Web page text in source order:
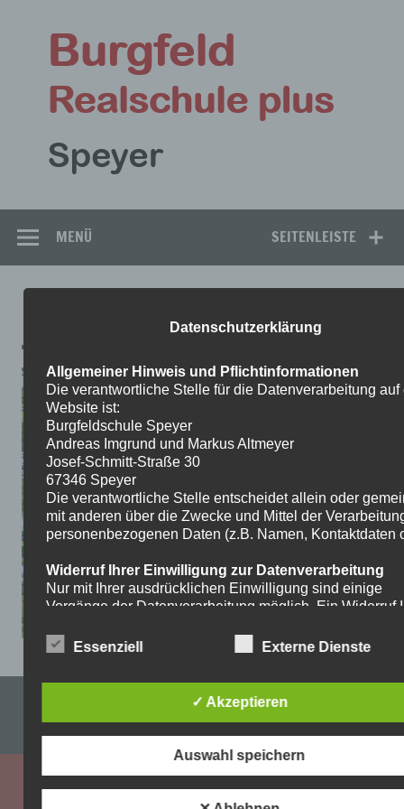
springen
SEITENLEISTE
MENÜ
Impressum & Datenschutzerklärung
WordPress-Theme: Dynamic News von ThemeZee.
Datenschutzerklärung
Allgemeiner Hinweis und Pflichtinformationen
Die verantwortliche Stelle für die Datenverarbeitung auf
Website ist:
Burgfeldschule Speyer
Andreas Imgrund und Markus Altmeyer
Josef-Schmitt-Straße 30
67346 Speyer
Die verantwortliche Stelle entscheidet allein oder
mit anderen über die Zwecke und Mittel der
personenbezogenen Daten (z.B. Namen, Kontaktdaten
Widerruf Ihrer Einwilligung zur Datenverarbeitung
Nur mit Ihrer ausdrücklichen Einwilligung sind einige
Vorgänge der Datenverarbeitung möglich. Ein Widerruf
Widerruf genügt eine formlose Mitteilung per E-Mail. Die
Recht auf Beschwerde bei der zuständigen
Aufsichtsbehörde
Als Betroffener steht Ihnen im Falle eines
der zuständigen Aufsichtsbehörde zu. Zuständige
Aufsichtsbehörde bezüglich datenschutzrechtlicher
Essenziell Externe Dienste
✓ Akzeptieren
Auswahl speichern